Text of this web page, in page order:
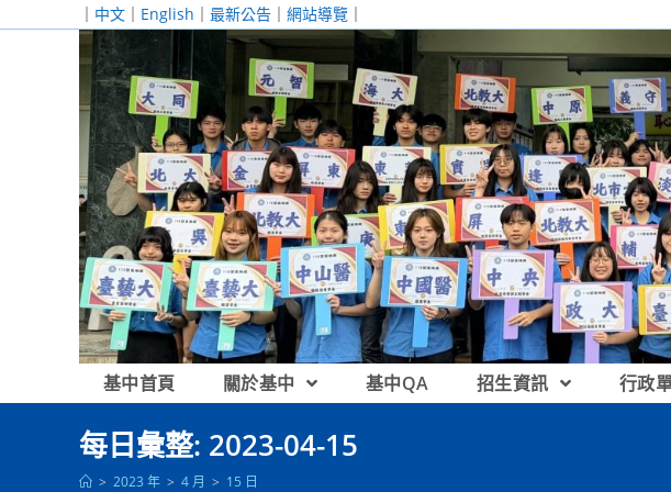
｜ 中文 ｜ English ｜ 最新公告 ｜ 網站導覽 ｜
基中首頁 關於基中 基中QA 招生資訊 行政
每日彙整: 2023-04-15
> 2023 年 > 4 月 > 15 日